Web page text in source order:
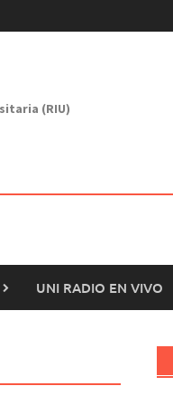
(RIU)
UNI RADIO EN VIVO